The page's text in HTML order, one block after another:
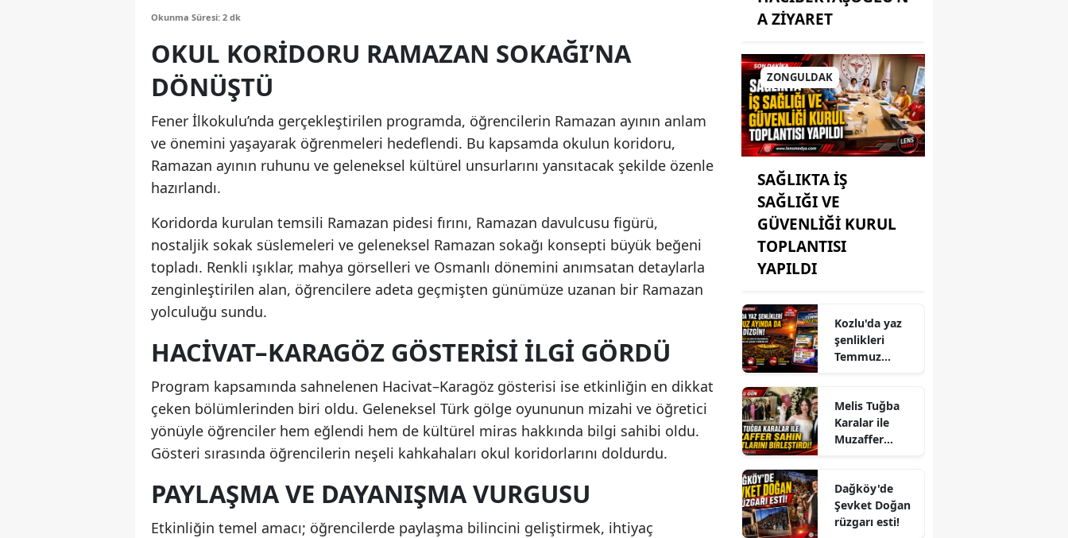
Okunma Süresi: 2 dk
OKUL KORIDORU RAMAZAN SOKAĞI’NA
DÖNÜŞTÜ
Fener İlkokulu’nda gerçekleştirilen programda, öğrencilerin Ramazan ayının anlam
ve önemini yaşayarak öğrenmeleri hedeflendi. Bu kapsamda okulun koridoru,
Ramazan ayının ruhunu ve geleneksel kültürel unsurlarını yansıtacak şekilde özenle
hazırlandı.
Koridorda kurulan temsili Ramazan pidesi fırını, Ramazan davulcusu figürü,
nostaljik sokak süslemeleri ve geleneksel Ramazan sokağı konsepti büyük beğeni
topladı. Renkli ışıklar, mahya görselleri ve Osmanlı dönemini anımsatan detaylarla
zenginleştirilen alan, öğrencilere adeta geçmişten günümüze uzanan bir Ramazan
yolculuğu sundu.
HACIVAT–KARAGÖZ GÖSTERISI İLGI GÖRDÜ
Program kapsamında sahnelenen Hacivat–Karagöz gösterisi ise etkinliğin en dikkat
çeken bölümlerinden biri oldu. Geleneksel Türk gölge oyununun mizahi ve öğretici
yönüyle öğrenciler hem eğlendi hem de kültürel miras hakkında bilgi sahibi oldu.
Gösteri sırasında öğrencilerin neşeli kahkahaları okul koridorlarını doldurdu.
PAYLAŞMA VE DAYANIŞMA VURGUSU
Etkinliğin temel amacı; öğrencilerde paylaşma bilincini geliştirmek, ihtiyaç
A ZİYARET
ZONGULDAK
SAĞLIKTA İŞ
SAĞLIĞI VE
GÜVENLİĞİ KURUL
TOPLANTISI
YAPILDI
Kozlu'da yaz
şenlikleri
Temmuz
ediyor!
Melis Tuğba
Karalar ile
Muzaffer
Birleştirdi!
Dağköy'de
Şevket Doğan
rüzgarı esti!